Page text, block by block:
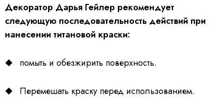
Декоратор Дарья Гейлер рекомендует
следующую последовательность действий при
нанесении титановой краски:
помыть и обезжирить поверхность.
Перемешать краску перед использованием.